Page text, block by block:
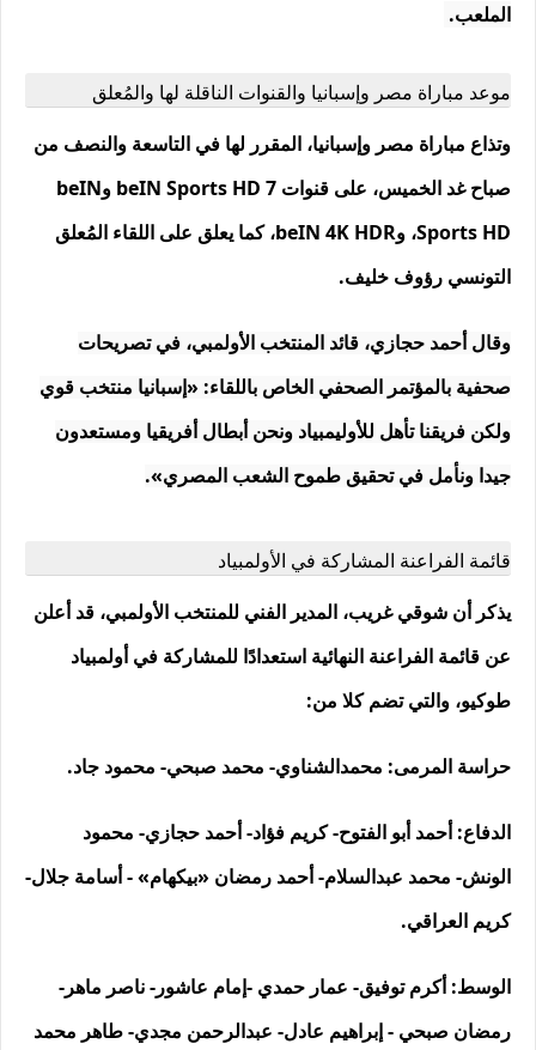
الملعب.
موعد مباراة مصر وإسبانيا والقنوات الناقلة لها والمُعلق
وتذاع مباراة مصر وإسبانيا، المقرر لها في التاسعة والنصف من
صباح غد الخميس، على قنوات beIN Sports HD 7 وbeIN
Sports HD، وbeIN 4K HDR، كما يعلق على اللقاء المُعلق
التونسي رؤوف خليف.
وقال أحمد حجازي، قائد المنتخب الأولمبي، في تصريحات
صحفية بالمؤتمر الصحفي الخاص باللقاء: «إسبانيا منتخب قوي
ولكن فريقنا تأهل للأوليمبياد ونحن أبطال أفريقيا ومستعدون
جيدا ونأمل في تحقيق طموح الشعب المصري».
قائمة الفراعنة المشاركة في الأولمبياد
يذكر أن شوقي غريب، المدير الفني للمنتخب الأولمبي، قد أعلن
عن قائمة الفراعنة النهائية استعدادًا للمشاركة في أولمبياد
طوكيو، والتي تضم كلا من:
حراسة المرمى: محمدالشناوي- محمد صبحي- محمود جاد.
الدفاع: أحمد أبو الفتوح- كريم فؤاد- أحمد حجازي- محمود
الونش- محمد عبدالسلام- أحمد رمضان «بيكهام» - أسامة جلال-
كريم العراقي.
الوسط: أكرم توفيق- عمار حمدي -إمام عاشور- ناصر ماهر-
رمضان صبحي - إبراهيم عادل- عبدالرحمن مجدي- طاهر محمد